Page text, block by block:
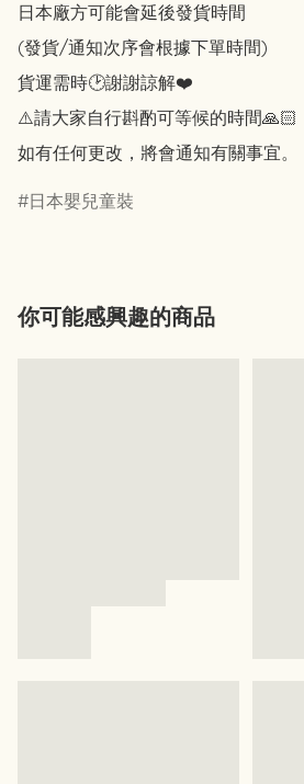
日本廠方可能會延後發貨時間
(發貨/通知次序會根據下單時間)
貨運需時🕑謝謝諒解❤️
⚠️請大家自行斟酌可等候的時間🙏🏻
如有任何更改，將會通知有關事宜。
日本嬰兒童裝
你可能感興趣的商品